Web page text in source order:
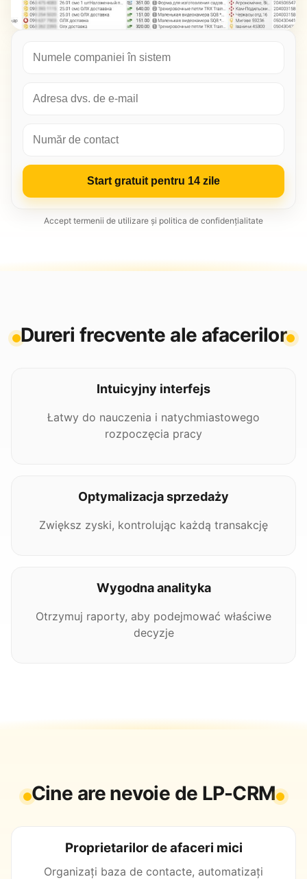
Start gratuit pentru 14 zile
Accept termenii de utilizare și politica de confidențialitate
Dureri frecvente ale afacerilor
Intuicyjny interfejs
Łatwy do nauczenia i natychmiastowego
rozpoczęcia pracy
Optymalizacja sprzedaży
Zwiększ zyski, kontrolując każdą transakcję
Wygodna analityka
Otrzymuj raporty, aby podejmować właściwe
decyzje
Cine are nevoie de LP-CRM
Proprietarilor de afaceri mici
Organizați baza de contacte, automatizați